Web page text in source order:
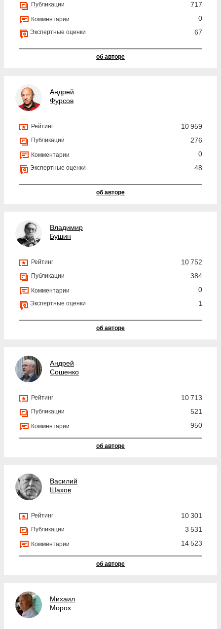
Публикации 717
Комментарии 0
Экспертные оценки 67
об авторе
Андрей
Фурсов
Рейтинг 10 959
Публикации 276
Комментарии 0
Экспертные оценки 48
об авторе
Владимир
Бушин
Рейтинг 10 752
Публикации 384
Комментарии 0
Экспертные оценки 1
об авторе
Андрей
Сошенко
Рейтинг 10 713
Публикации 521
Комментарии 950
об авторе
Василий
Шахов
Рейтинг 10 301
Публикации 3 531
Комментарии 14 523
об авторе
Михаил
Мороз